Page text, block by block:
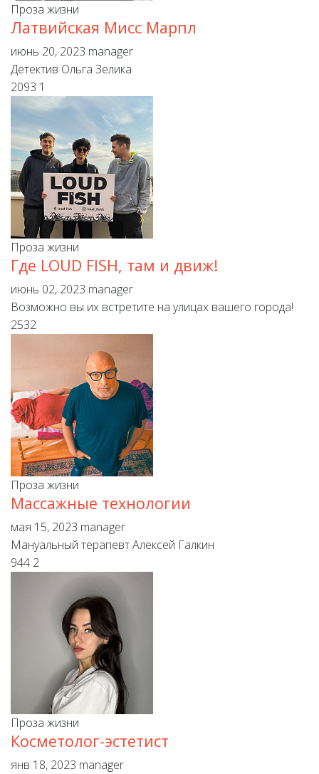
Проза жизни
Латвийская Мисс Марпл
июнь 20, 2023 manager
Детектив Ольга Зелика
2093 1
Проза жизни
Где LOUD FISH, там и движ!
июнь 02, 2023 manager
Возможно вы их встретите на улицах вашего города!
2532
Проза жизни
Массажные технологии
мая 15, 2023 manager
Мануальный терапевт Алексей Галкин
944 2
Проза жизни
Косметолог-эстетист
янв 18, 2023 manager